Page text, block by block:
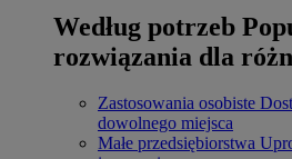
Według potrzeb
rozwiązania dla
Zastosowania osobiste
dowolnego miejsca
Małe przedsiębiorstwa